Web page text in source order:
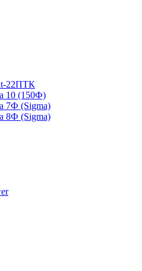
22ПТК
10 (150Ф)
7Ф (Sigma)
8Ф (Sigma)